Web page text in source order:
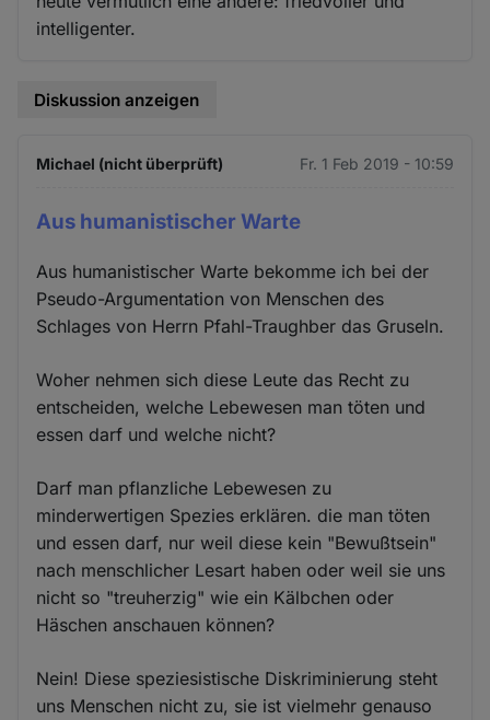
intelligenter.
Diskussion anzeigen
Michael (nicht überprüft) Fr. 1 Feb 2019 - 10:59
Aus humanistischer Warte
Aus humanistischer Warte bekomme ich bei der
Pseudo-Argumentation von Menschen des
Schlages von Herrn Pfahl-Traughber das Gruseln.
Woher nehmen sich diese Leute das Recht zu
entscheiden, welche Lebewesen man töten und
essen darf und welche nicht?
Darf man pflanzliche Lebewesen zu
minderwertigen Spezies erklären. die man töten
und essen darf, nur weil diese kein "Bewußtsein"
nach menschlicher Lesart haben oder weil sie uns
nicht so "treuherzig" wie ein Kälbchen oder
Häschen anschauen können?
Nein! Diese speziesistische Diskriminierung steht
uns Menschen nicht zu, sie ist vielmehr genauso